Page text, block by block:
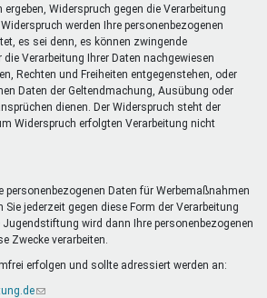
Widerspruch gegen die Verarbeitung
werden Ihre personenbezogenen
es sei denn, es können zwingende
Verarbeitung Ihrer Daten nachgewiesen
Rechten und Freiheiten entgegenstehen, oder
Daten der Geltendmachung, Ausübung oder
dienen. Der Widerspruch steht der
Widerspruch erfolgten Verarbeitung nicht
personenbezogenen Daten für Werbemaßnahmen
Sie jederzeit gegen diese Form der Verarbeitung
Jugendstiftung wird dann Ihre personenbezogenen
Zwecke verarbeiten.
erfolgen und sollte adressiert werden an:
(Link